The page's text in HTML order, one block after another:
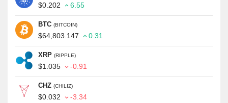
$0.202 6.55
BTC (BITCOIN)
$64,803.147 0.31
XRP (RIPPLE)
$1.035 -0.91
CHZ (CHILIZ)
$0.032 -3.34